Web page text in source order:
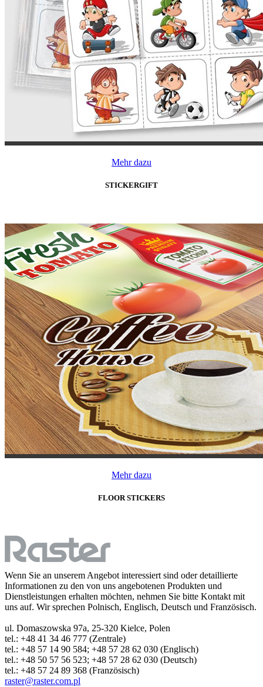
Mehr dazu
STICKERGIFT
Mehr dazu
FLOOR STICKERS
Wenn Sie an unserem Angebot interessiert sind oder detaillierte
Informationen zu den von uns angebotenen Produkten und
Dienstleistungen erhalten möchten, nehmen Sie bitte Kontakt mit
uns auf. Wir sprechen Polnisch, Englisch, Deutsch und Französisch.
ul. Domaszowska 97a, 25-320 Kielce, Polen
tel.: +48 41 34 46 777 (Zentrale)
tel.: +48 57 14 90 584; +48 57 28 62 030 (Englisch)
tel.: +48 50 57 56 523; +48 57 28 62 030 (Deutsch)
tel.: +48 57 24 89 368 (Französisch)
raster@raster.com.pl